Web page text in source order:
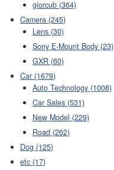
giorcub (364)
Camera (245)
Lens (30)
Sony E-Mount Body (23)
GXR (60)
Car (1679)
Auto Technology (1008)
Car Sales (531)
New Model (229)
Road (262)
Dog (125)
etc (17)